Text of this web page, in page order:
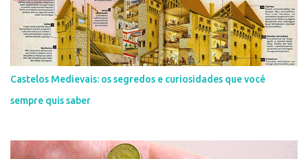
Castelos Medievais: os segredos e curiosidades que você
sempre quis saber